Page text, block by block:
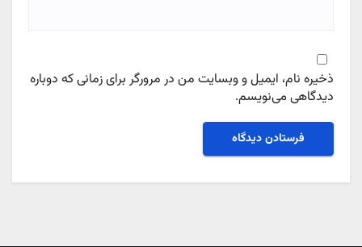
ذخیره نام، ایمیل و وبسایت من در مرورگر برای زمانی که دوباره
دیدگاهی می‌نویسم.